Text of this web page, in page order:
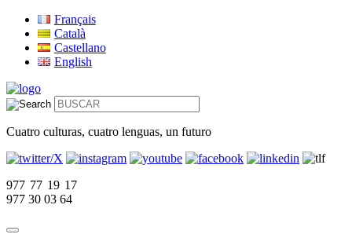
Français
Català
Castellano
English
Cuatro culturas, cuatro lenguas, un futuro
977 77 19 17
977 30 03 64